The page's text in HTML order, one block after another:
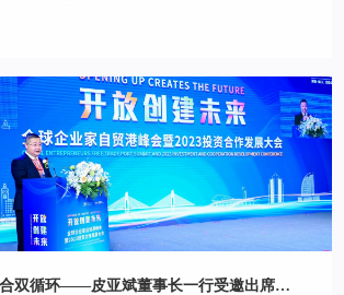
布局自贸港，融合双循环——皮亚斌董事长一行受邀出席全球企业家自贸港峰会暨2023投资合作发展大会